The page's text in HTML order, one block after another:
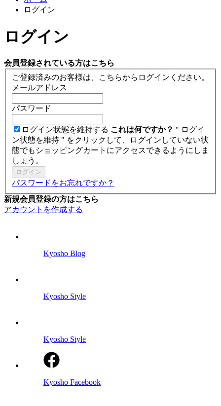
ログイン
ログイン
会員登録されている方はこちら
ご登録済みのお客様は、こちらからログインください。
メールアドレス
パスワード
ログイン状態を維持する これは何ですか？ " ログイ
ン状態を維持 " をクリックして、ログインしていない状
態でもショッピングカートにアクセスできるようにしま
しょう。
ログイン
パスワードをお忘れですか？
新規会員登録の方はこちら
アカウントを作成する
Kyosho Blog
Kyosho Style
Kyosho Style
Kyosho Facebook